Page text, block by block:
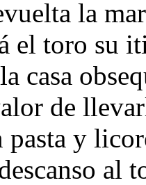
la
el toro su
casa
de
pasta y
al